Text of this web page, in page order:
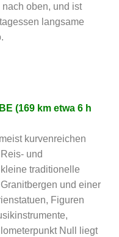
oben, und ist
langsame
(169 km etwa 6 h
kurvenreichen
und
traditionelle
und einer
Figuren
Null liegt